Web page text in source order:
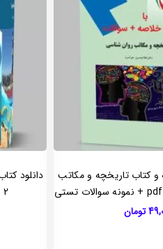
و کتاب تاریخچه و مکاتب
تومان
2 pdf دکتر ابولفضل فراهانی